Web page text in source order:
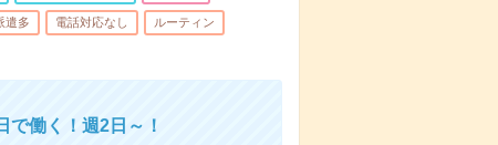
遣多 電話対応なし ルーティン
働く！週2日～！